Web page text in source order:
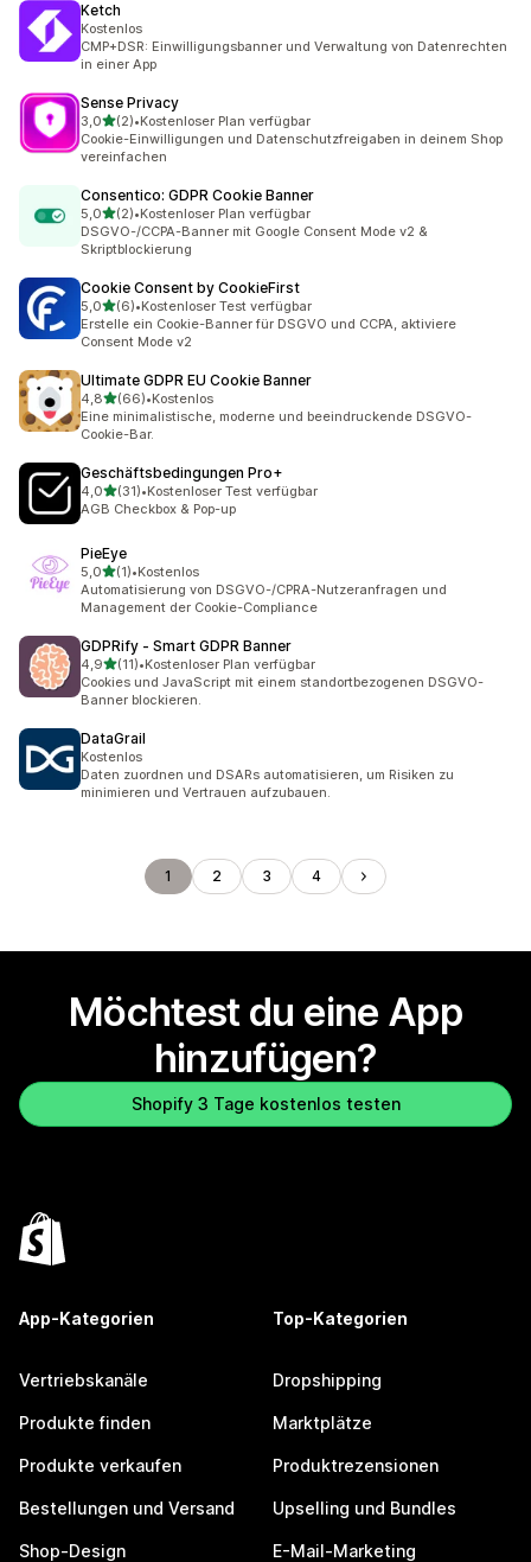
Ketch
Kostenlos
CMP+DSR: Einwilligungsbanner und Verwaltung von Datenrechten
in einer App
Sense Privacy
3,0von 5 Sternen
(2)
2 Rezensionen insgesamt
•Kostenloser Plan verfügbar
Cookie-Einwilligungen und Datenschutzfreigaben in deinem Shop
vereinfachen
Consentico: GDPR Cookie Banner
5,0von 5 Sternen
(2)
2 Rezensionen insgesamt
•Kostenloser Plan verfügbar
DSGVO-/CCPA-Banner mit Google Consent Mode v2 &
Skriptblockierung
Cookie Consent by CookieFirst
5,0von 5 Sternen
(6)
6 Rezensionen insgesamt
•Kostenloser Test verfügbar
Erstelle ein Cookie-Banner für DSGVO und CCPA, aktiviere
Consent Mode v2
Ultimate GDPR EU Cookie Banner
4,8von 5 Sternen
(66)
66 Rezensionen insgesamt
•Kostenlos
Eine minimalistische, moderne und beeindruckende DSGVO-
Cookie-Bar.
Geschäftsbedingungen Pro+
4,0von 5 Sternen
(31)
31 Rezensionen insgesamt
•Kostenloser Test verfügbar
AGB Checkbox & Pop-up
PieEye
5,0von 5 Sternen
(1)
1 Rezensionen insgesamt
•Kostenlos
Automatisierung von DSGVO-/CPRA-Nutzeranfragen und
Management der Cookie-Compliance
GDPRify ‑ Smart GDPR Banner
4,9von 5 Sternen
(11)
11 Rezensionen insgesamt
•Kostenloser Plan verfügbar
Cookies und JavaScript mit einem standortbezogenen DSGVO-
Banner blockieren.
DataGrail
Kostenlos
Daten zuordnen und DSARs automatisieren, um Risiken zu
minimieren und Vertrauen aufzubauen.
1 2 3 4
Möchtest du eine App
hinzufügen?
Shopify 3 Tage kostenlos testen
App-Kategorien
Vertriebskanäle
Produkte finden
Produkte verkaufen
Bestellungen und Versand
Shop-Design
Top-Kategorien
Dropshipping
Marktplätze
Produktrezensionen
Upselling und Bundles
E-Mail-Marketing